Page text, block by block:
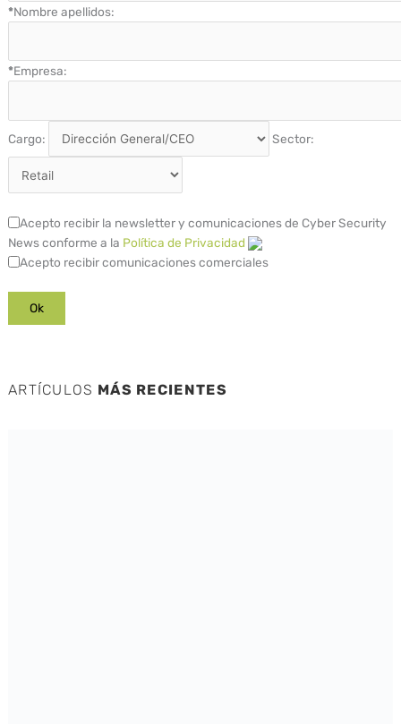
*Nombre apellidos:
*Empresa:
Cargo: Sector:
Acepto recibir la newsletter y comunicaciones de Cyber Security
News conforme a la Política de Privacidad
Acepto recibir comunicaciones comerciales
ARTÍCULOS MÁS RECIENTES